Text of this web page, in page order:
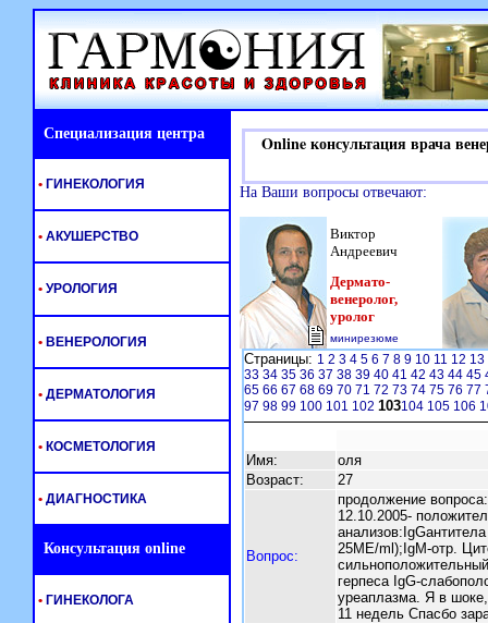
Специализация центра Online консультация врача
На Ваши вопросы отвечают:
Виктор
Андреевич
Дермато-
венеролог,
уролог
минирезюме
Страницы: 1 2 3 4 5 6 7 8 9 10 11 12 13
33 34 35 36 37 38 39 40 41 42 43 44 45
65 66 67 68 69 70 71 72 73 74 75 76 77
97 98 99 100 101 102 103104 105 106
Имя:
оля
Возраст:
27
Вопрос:
продолжение
12.10.2005-
25ME/ml);IgM-отр.
герпеса IgG-
уреаплазма. Я в
11 недель Спасбо
• ГИНЕКОЛОГИЯ
• АКУШЕРСТВО
• УРОЛОГИЯ
• ВЕНЕРОЛОГИЯ
• ДЕРМАТОЛОГИЯ
• КОСМЕТОЛОГИЯ
• ДИАГНОСТИКА
Консультация online
• ГИНЕКОЛОГА